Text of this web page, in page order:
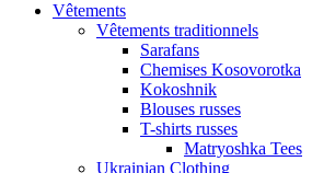
Vêtements
Vêtements traditionnels
Sarafans
Chemises Kosovorotka
Kokoshnik
Blouses russes
T-shirts russes
Matryoshka Tees
Ukrainian Clothing